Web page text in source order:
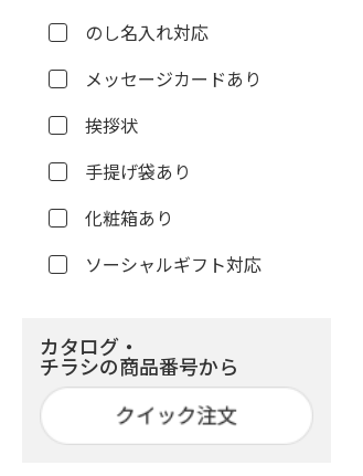
のし名入れ対応
メッセージカードあり
挨拶状
手提げ袋あり
化粧箱あり
ソーシャルギフト対応
カタログ・
チラシの商品番号から